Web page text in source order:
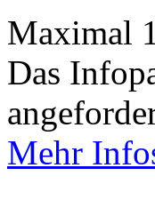
Maximal
Das
Mehr